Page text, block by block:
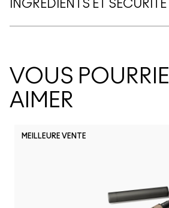
INGRÉDIENTS ET SÉCURITÉ
VOUS
AIMER
MEILLEURE VENTE